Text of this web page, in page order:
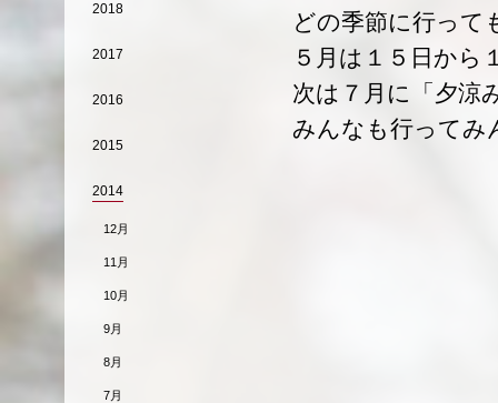
どの季節に行って
５月は１５日から
次は７月に「夕涼
みんなも行ってみ
2018
2017
2016
2015
2014
12月
11月
10月
9月
8月
7月